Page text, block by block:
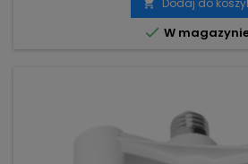
 Dodaj do
 W